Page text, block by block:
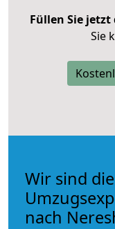
Füllen Sie
Sie
Wir sind
nach